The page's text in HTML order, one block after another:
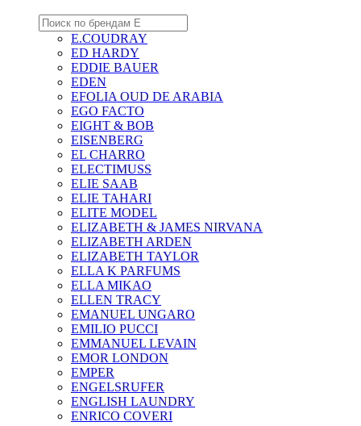
E.COUDRAY
ED HARDY
EDDIE BAUER
EDEN
EFOLIA OUD DE ARABIA
EGO FACTO
EIGHT & BOB
EISENBERG
EL CHARRO
ELECTIMUSS
ELIE SAAB
ELIE TAHARI
ELITE MODEL
ELIZABETH & JAMES NIRVANA
ELIZABETH ARDEN
ELIZABETH TAYLOR
ELLA K PARFUMS
ELLA MIKAO
ELLEN TRACY
EMANUEL UNGARO
EMILIO PUCCI
EMMANUEL LEVAIN
EMOR LONDON
EMPER
ENGELSRUFER
ENGLISH LAUNDRY
ENRICO COVERI